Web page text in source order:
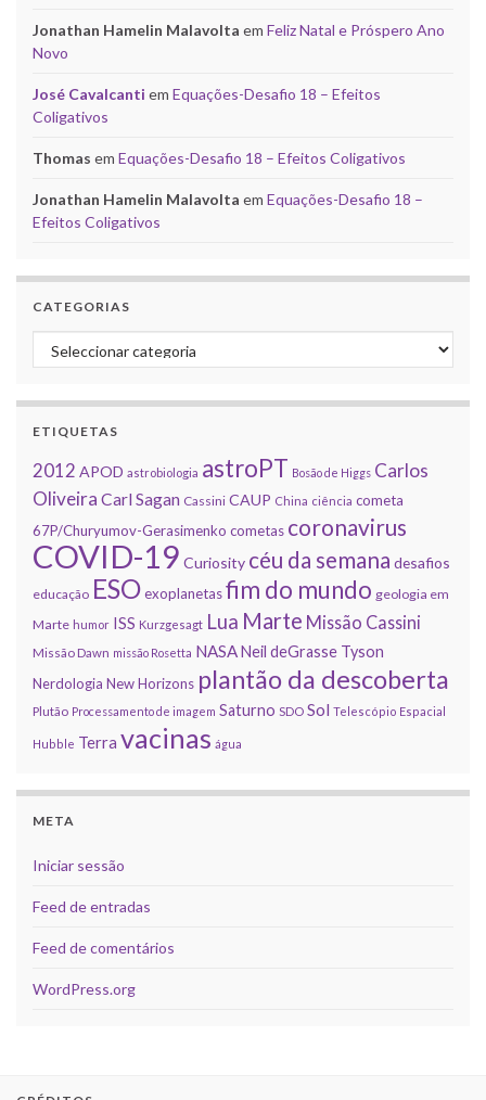
Jonathan Hamelin Malavolta em Feliz Natal e Próspero Ano
Novo
José Cavalcanti em Equações-Desafio 18 – Efeitos
Coligativos
Thomas em Equações-Desafio 18 – Efeitos Coligativos
Jonathan Hamelin Malavolta em Equações-Desafio 18 –
Efeitos Coligativos
CATEGORIAS
Categorias
ETIQUETAS
2012 APOD astrobiologia astroPT Bosão de Higgs Carlos
Oliveira Carl Sagan Cassini CAUP China ciência cometa
67P/Churyumov-Gerasimenko cometas coronavirus
COVID-19 Curiosity céu da semana desafios
educação ESOexoplanetasfim do mundo geologia em
Marte humor ISS Kurzgesagt Lua Marte Missão Cassini
Missão Dawn missão Rosetta NASANeil deGrasse Tyson
Nerdologia New Horizons plantão da descoberta
Plutão Processamento de imagem Saturno SDO Sol Telescópio Espacial
Hubble Terra vacinas água
META
Iniciar sessão
Feed de entradas
Feed de comentários
WordPress.org